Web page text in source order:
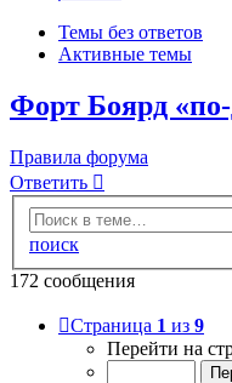
Темы без ответов
Активные темы
Форт Боярд
Правила форума
Ответить
поиск
172 сообщения
Страница 1 из 9
Перейти на